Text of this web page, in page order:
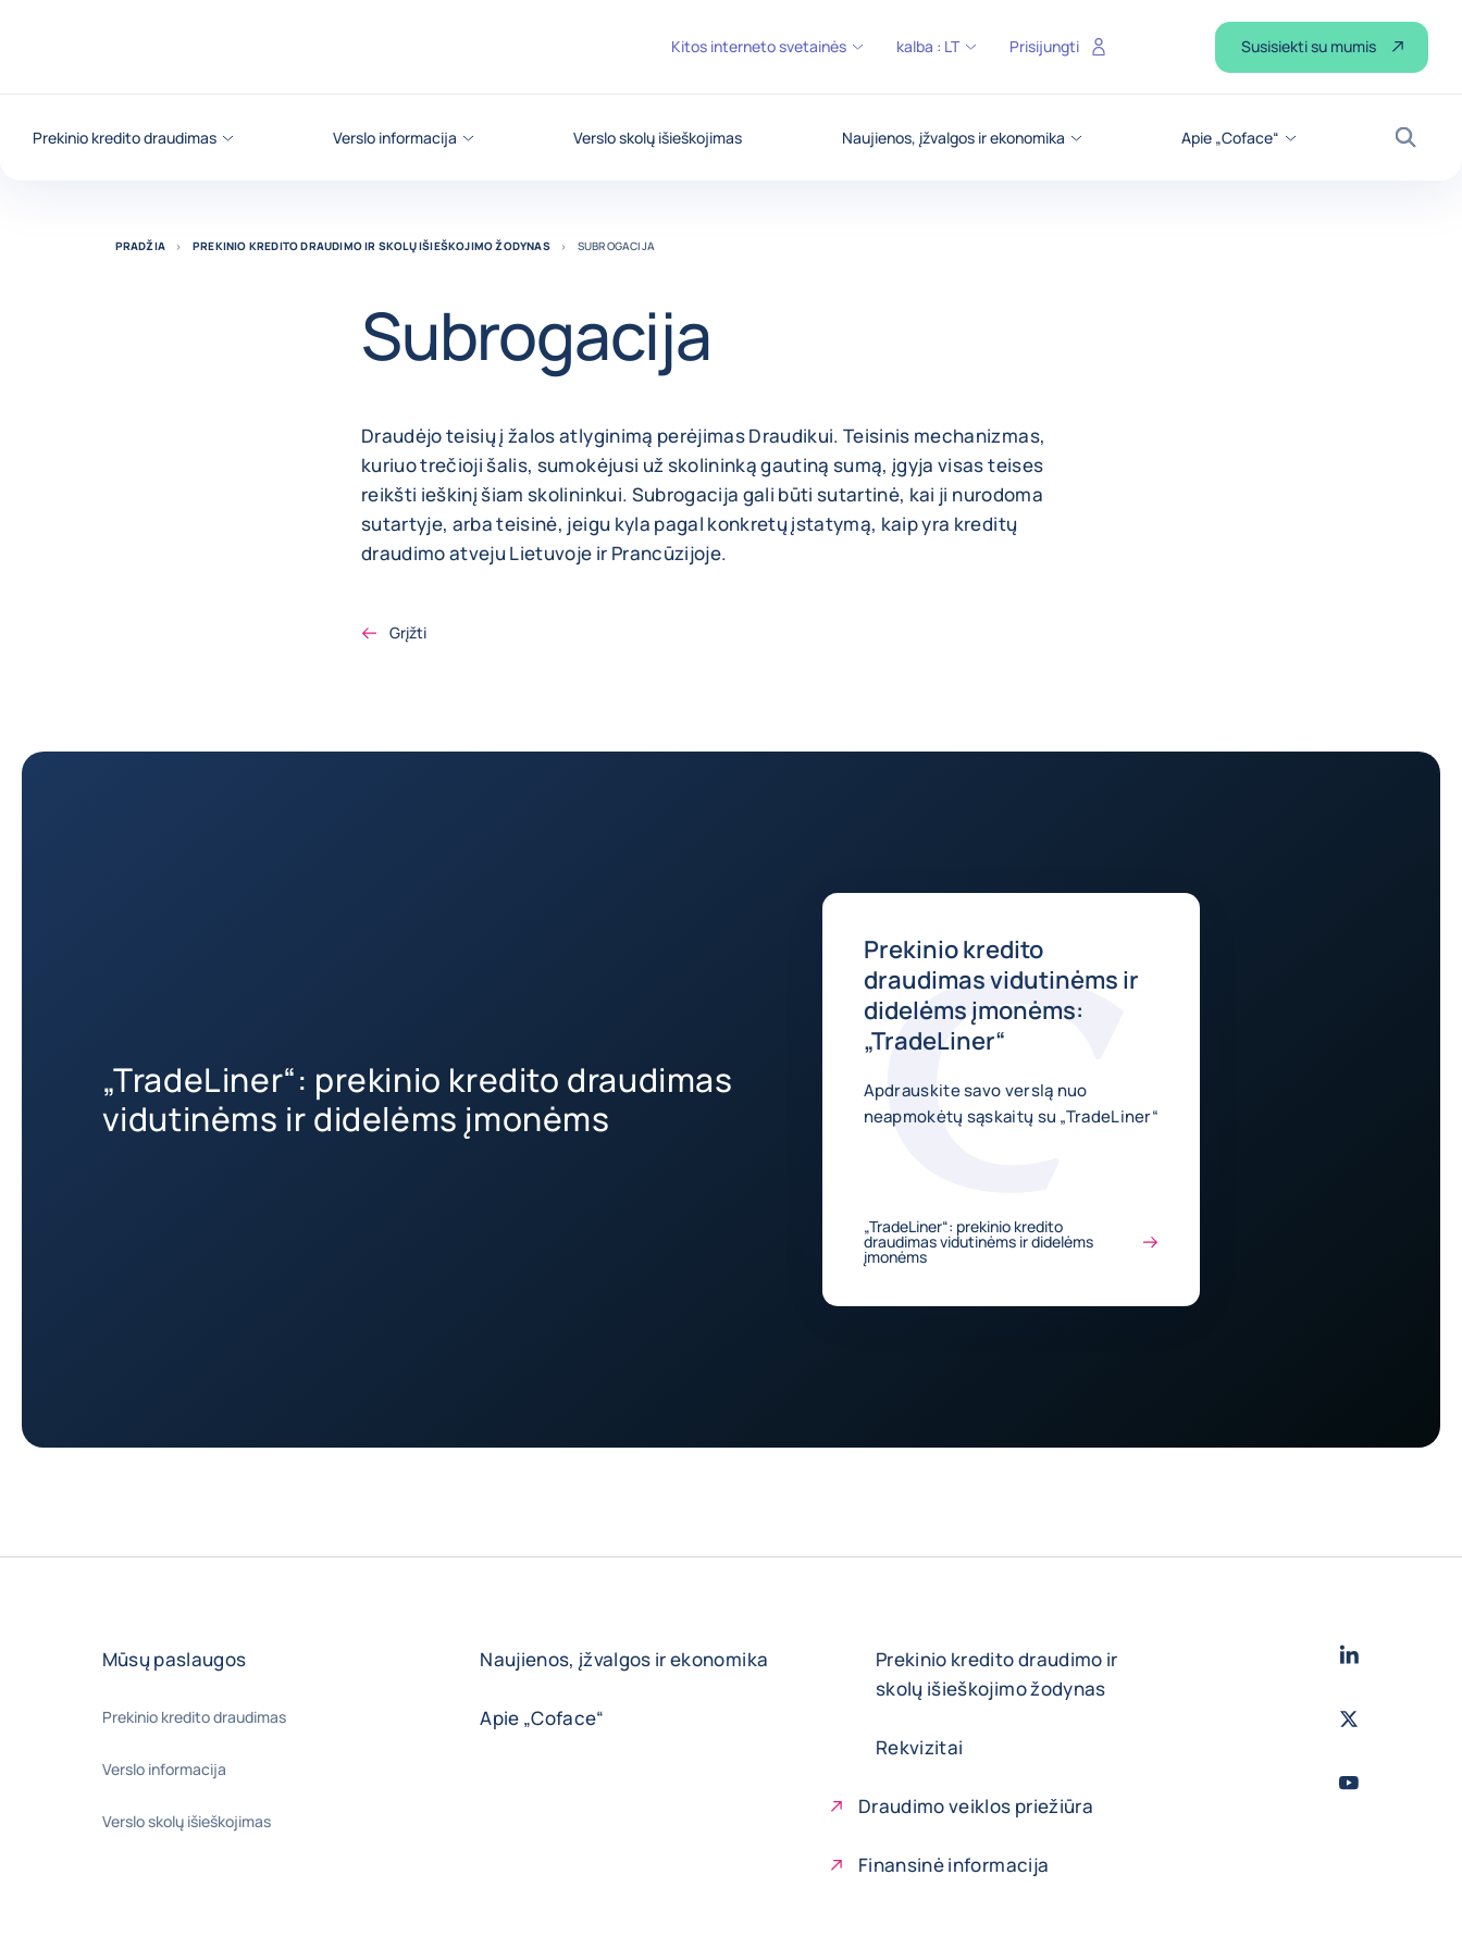
Prekinio kredito draudimas Verslo informacija Verslo skolų išieškojimas Naujienos, įžvalgos ir ekonomika Apie „Coface“
Kitos interneto svetainės kalba : LT Prisijungti Susisiekti su mumis
PRADŽIA PREKINIO KREDITO DRAUDIMO IR SKOLŲ IŠIEŠKOJIMO ŽODYNAS SUBROGACIJA
Subrogacija
Draudėjo teisių į žalos atlyginimą perėjimas Draudikui. Teisinis mechanizmas,
kuriuo trečioji šalis, sumokėjusi už skolininką gautiną sumą, įgyja visas teises
reikšti ieškinį šiam skolininkui. Subrogacija gali būti sutartinė, kai ji nurodoma
sutartyje, arba teisinė, jeigu kyla pagal konkretų įstatymą, kaip yra kreditų
draudimo atveju Lietuvoje ir Prancūzijoje.
Grįžti
„TradeLiner“: prekinio kredito draudimas
vidutinėms ir didelėms įmonėms
Prekinio kredito
draudimas vidutinėms ir
didelėms įmonėms:
„TradeLiner“
Apdrauskite savo verslą nuo
neapmokėtų sąskaitų su „TradeLiner“
„TradeLiner“: prekinio kredito
draudimas vidutinėms ir didelėms
įmonėms
Mūsų paslaugos
Prekinio kredito draudimas
Verslo informacija
Verslo skolų išieškojimas
Naujienos, įžvalgos ir ekonomika
Apie „Coface“
Prekinio kredito draudimo ir
skolų išieškojimo žodynas
Rekvizitai
Draudimo veiklos priežiūra
Finansinė informacija
LinkedIn
Twitter
Youtube